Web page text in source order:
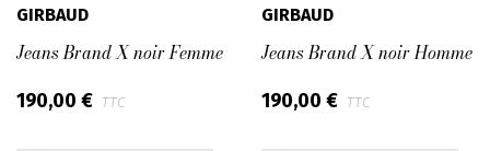
GIRBAUD
Jeans Brand X noir Femme
190,00 € TTC
GIRBAUD
Jeans Brand X noir Homme
190,00 € TTC